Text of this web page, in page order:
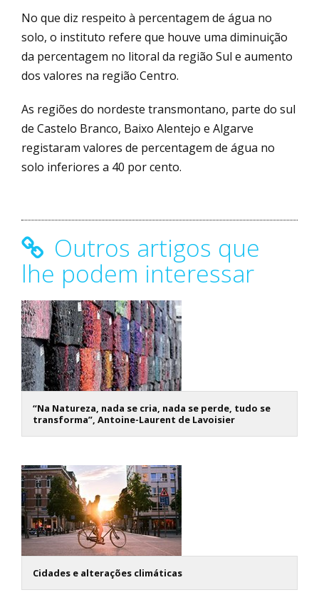
No que diz respeito à percentagem de água no
solo, o instituto refere que houve uma diminuição
da percentagem no litoral da região Sul e aumento
dos valores na região Centro.
As regiões do nordeste transmontano, parte do sul
de Castelo Branco, Baixo Alentejo e Algarve
registaram valores de percentagem de água no
solo inferiores a 40 por cento.
Outros artigos que
lhe podem interessar
“Na Natureza, nada se cria, nada se perde, tudo se
transforma”, Antoine-Laurent de Lavoisier
Cidades e alterações climáticas